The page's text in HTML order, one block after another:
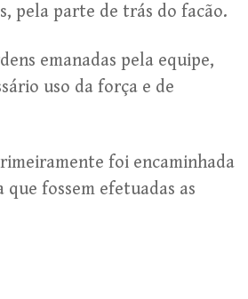
pela parte de trás do facão.
emanadas pela equipe,
uso da força e de
foi encaminhada
fossem efetuadas as